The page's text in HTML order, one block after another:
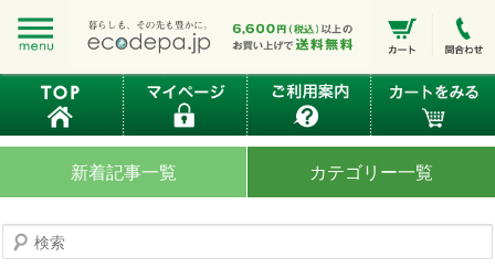
新着記事一覧 カテゴリー一覧
検
索